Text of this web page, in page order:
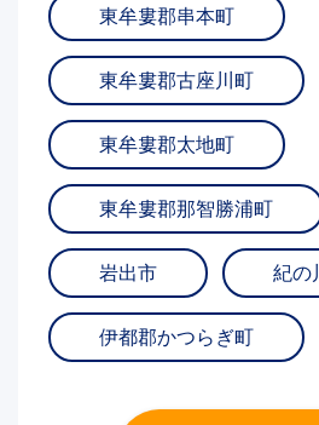
東牟婁郡串本町
東牟婁郡古座川町
東牟婁郡太地町
東牟婁郡那智勝浦町
岩出市 紀の
伊都郡かつらぎ町